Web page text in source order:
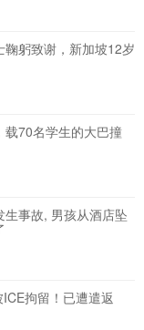
躬致谢，新加坡12岁
载70名学生的大巴撞
事故, 男孩从酒店坠
拘留！已遭遣返